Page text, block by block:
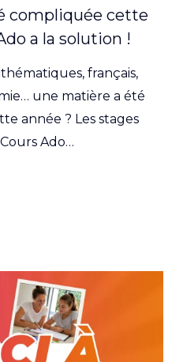
compliquée cette
a la solution !
français,
une matière a été
année ? Les stages
Ado…